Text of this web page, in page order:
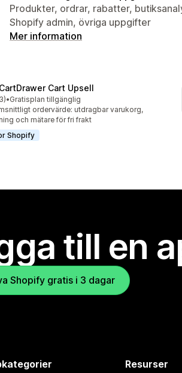
Produkter, ordrar, rabatter,
Shopify admin, övriga uppgifter
Mer information
Cart Upsell
totalt
•Gratisplan tillgänglig
ordervärde: utdragbar varukorg,
och mätare för fri frakt
Shopify
till en
Shopify gratis i 3 dagar
Resurser